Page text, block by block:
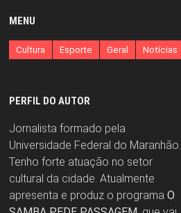
MENU
Cultura Esporte Geral Notícias
PERFIL DO AUTOR
Jornalista formado pela
Universidade Federal do Maranhão.
Tenho forte atuação no setor
cultural da cidade. Atualmente
apresenta e produz o programa O